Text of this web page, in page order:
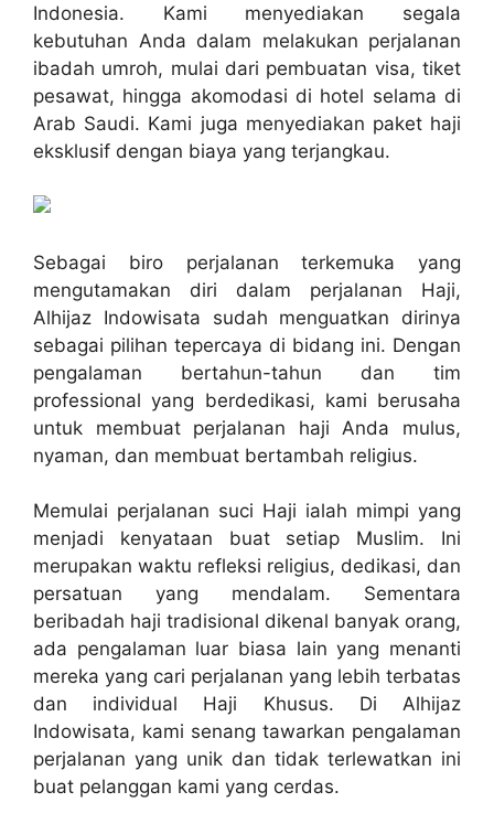
Indonesia. Kami menyediakan segala
kebutuhan Anda dalam melakukan perjalanan
ibadah umroh, mulai dari pembuatan visa, tiket
pesawat, hingga akomodasi di hotel selama di
Arab Saudi. Kami juga menyediakan paket haji
eksklusif dengan biaya yang terjangkau.
Sebagai biro perjalanan terkemuka yang
mengutamakan diri dalam perjalanan Haji,
Alhijaz Indowisata sudah menguatkan dirinya
sebagai pilihan tepercaya di bidang ini. Dengan
pengalaman bertahun-tahun dan tim
professional yang berdedikasi, kami berusaha
untuk membuat perjalanan haji Anda mulus,
nyaman, dan membuat bertambah religius.
Memulai perjalanan suci Haji ialah mimpi yang
menjadi kenyataan buat setiap Muslim. Ini
merupakan waktu refleksi religius, dedikasi, dan
persatuan yang mendalam. Sementara
beribadah haji tradisional dikenal banyak orang,
ada pengalaman luar biasa lain yang menanti
mereka yang cari perjalanan yang lebih terbatas
dan individual Haji Khusus. Di Alhijaz
Indowisata, kami senang tawarkan pengalaman
perjalanan yang unik dan tidak terlewatkan ini
buat pelanggan kami yang cerdas.